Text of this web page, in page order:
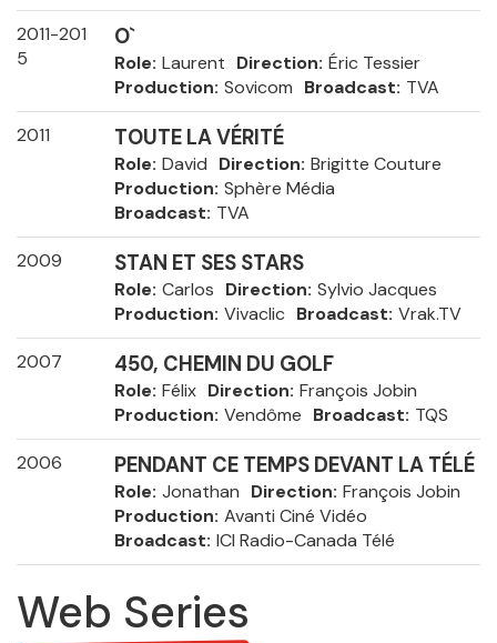
2011-201
5
O`
Role Laurent Direction Éric Tessier
Production Sovicom Broadcast TVA
2011 TOUTE LA VÉRITÉ
Role David Direction Brigitte Couture
Production Sphère Média
Broadcast TVA
2009 STAN ET SES STARS
Role Carlos Direction Sylvio Jacques
Production Vivaclic Broadcast Vrak.TV
2007 450, CHEMIN DU GOLF
Role Félix Direction François Jobin
Production Vendôme Broadcast TQS
2006 PENDANT CE TEMPS DEVANT LA TÉLÉ
Role Jonathan Direction François Jobin
Production Avanti Ciné Vidéo
Broadcast ICI Radio-Canada Télé
Web Series